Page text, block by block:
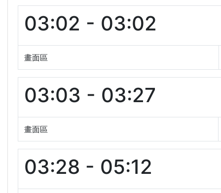
03:02 - 03:02
畫面區
03:03 - 03:27
畫面區
03:28 - 05:12